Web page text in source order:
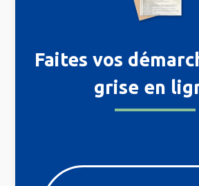
Faites vos
grise en